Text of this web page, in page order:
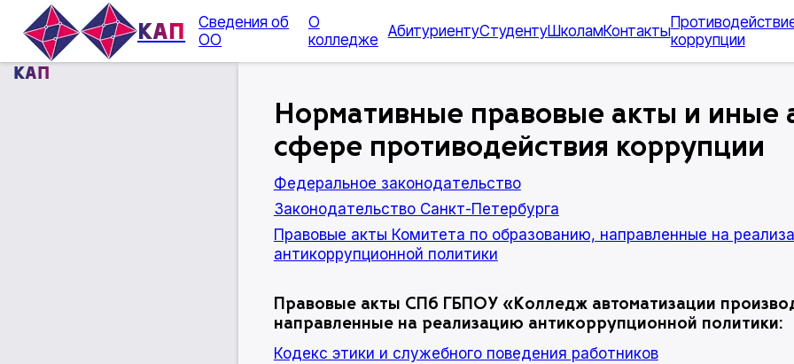
КАП
КАП
Сведения об
ОО
О
колледже АбитуриентуСтудентуШколамКонтактыкоррупции
Нормативные правовые акты и иные
сфере противодействия коррупции
Федеральное законодательство
Законодательство Санкт-Петербурга
Правовые акты Комитета по образованию, направленные на
антикоррупционной политики
Правовые акты СПб ГБПОУ «Колледж автоматизации
направленные на реализацию антикоррупционной политики:
Кодекс этики и служебного поведения работников